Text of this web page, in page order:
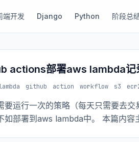
端开发 Django Python 阶段总
actions部署aws lambda记
github action workflow s3 ecr
要运行一次的策略（每天只需要去
如部署到aws lambda中。 本篇内